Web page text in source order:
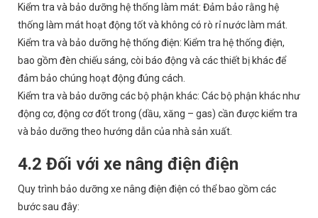
Kiểm tra và bảo dưỡng hệ thống làm mát: Đảm bảo rằng hệ
thống làm mát hoạt động tốt và không có rò rỉ nước làm mát.
Kiểm tra và bảo dưỡng hệ thống điện: Kiểm tra hệ thống điện,
bao gồm đèn chiếu sáng, còi báo động và các thiết bị khác để
đảm bảo chúng hoạt động đúng cách.
Kiểm tra và bảo dưỡng các bộ phận khác: Các bộ phận khác như
động cơ, động cơ đốt trong (dầu, xăng – gas) cần được kiểm tra
và bảo dưỡng theo hướng dẫn của nhà sản xuất.
4.2 Đối với xe nâng điện điện
Quy trình bảo dưỡng xe nâng điện điện có thể bao gồm các
bước sau đây: